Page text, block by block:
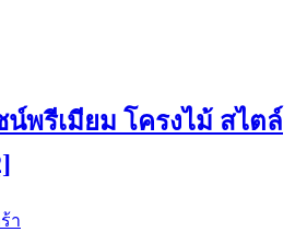
น์พรีเมียม โครงไม้ สไตล์
า